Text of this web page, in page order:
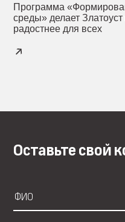
Программа
среды» делает
радостнее для всех
Оставьте свой